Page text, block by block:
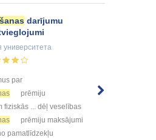
darījumu
университета
par
prēmiju
fiziskās ... dēļ veselības
prēmiju maksājumi
pamatlīdzekļu